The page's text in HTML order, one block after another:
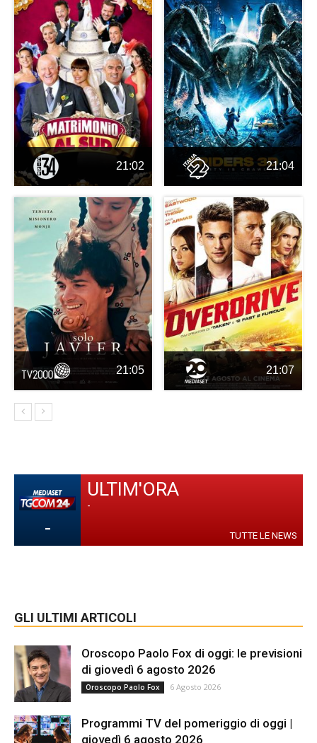
21:02 21:04
21:05 21:07
-
ULTIM'ORA
-
TUTTE LE NEWS
GLI ULTIMI ARTICOLI
Oroscopo Paolo Fox di oggi: le previsioni
di giovedì 6 agosto 2026
Oroscopo Paolo Fox 6 Agosto 2026
Programmi TV del pomeriggio di oggi |
giovedì 6 agosto 2026